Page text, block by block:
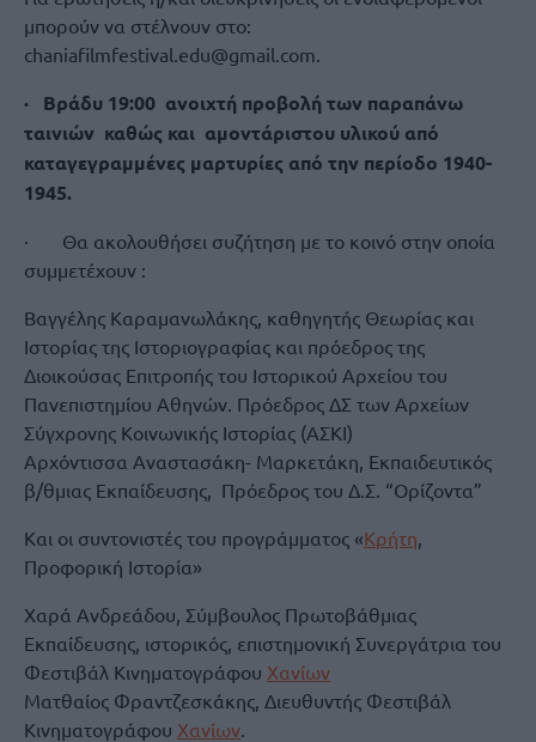
μπορούν να στέλνουν στο:
chaniafilmfestival.edu@gmail.com.
· Βράδυ 19:00 ανοιχτή προβολή των παραπάνω
ταινιών καθώς και αμοντάριστου υλικού από
καταγεγραμμένες μαρτυρίες από την περίοδο 1940-
1945.
· Θα ακολουθήσει συζήτηση με το κοινό στην οποία
συμμετέχουν :
Βαγγέλης Καραμανωλάκης, καθηγητής Θεωρίας και
Ιστορίας της Ιστοριογραφίας και πρόεδρος της
Διοικούσας Επιτροπής του Ιστορικού Αρχείου του
Πανεπιστημίου Αθηνών. Πρόεδρος ΔΣ των Αρχείων
Σύγχρονης Κοινωνικής Ιστορίας (ΑΣΚΙ)
Αρχόντισσα Αναστασάκη- Μαρκετάκη, Εκπαιδευτικός
β/θμιας Εκπαίδευσης, Πρόεδρος του Δ.Σ. “Ορίζοντα”
Και οι συντονιστές του προγράμματος «Κρήτη,
Προφορική Ιστορία»
Χαρά Ανδρεάδου, Σύμβουλος Πρωτοβάθμιας
Εκπαίδευσης, ιστορικός, επιστημονική Συνεργάτρια του
Φεστιβάλ Κινηματογράφου Χανίων
Ματθαίος Φραντζεσκάκης, Διευθυντής Φεστιβάλ
Κινηματογράφου Χανίων.